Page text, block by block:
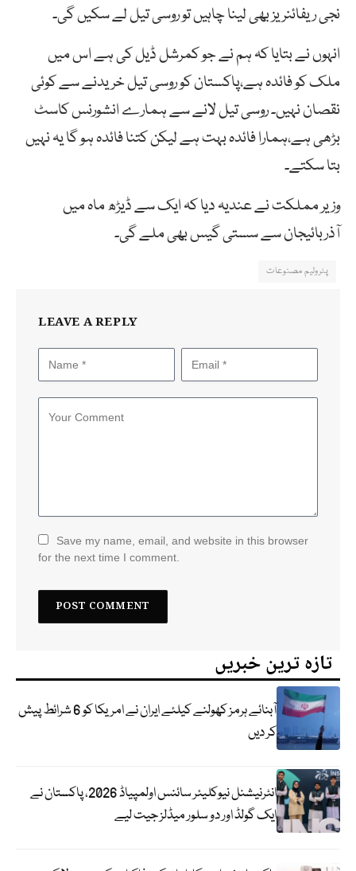
نجی ریفائنریز بھی لینا چاہیں تو روسی تیل لے سکیں گی۔
انہوں نے بتایا کہ ہم نے جو کمرشل ڈیل کی ہے اس میں
ملک کو فائدہ ہے،پاکستان کو روسی تیل خریدنے سے کوئی
نقصان نہیں۔ روسی تیل لانے سے ہمارے انشورنس کاسٹ
بڑھی ہے،ہمارا فائدہ بہت ہے لیکن کتنا فائدہ ہو گا یہ نہیں
بتا سکتے۔
وزیر مملکت نے عندیہ دیا کہ ایک سے ڈیڑھ ماہ میں
آذربائیجان سے سستی گیس بھی ملے گی۔
پٹرولیم مصنوعات
LEAVE A REPLY
Save my name, email, and website in this browser
for the next time I comment.
تازہ ترین خبریں
آبنائے ہرمز کھولنے کیلئے ایران نے امریکا کو 6 شرائط پیش
کر دیں
انٹرنیشنل نیوکلیئر سائنس اولمپیاڈ 2026، پاکستان نے
ایک گولڈ اور دو سلور میڈلز جیت لیے